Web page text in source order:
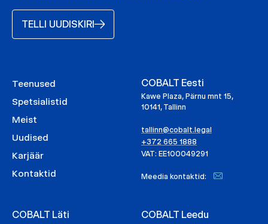
TELLI UUDISKIRI
Teenused
Spetsialistid
Meist
Uudised
Karjäär
Kontaktid
COBALT Eesti
Kawe Plaza, Pärnu mnt 15,
10141, Tallinn
tallinn@cobalt.legal
+372 665 1888
VAT: EE100049291
Meedia kontaktid:
COBALT Läti COBALT Leedu